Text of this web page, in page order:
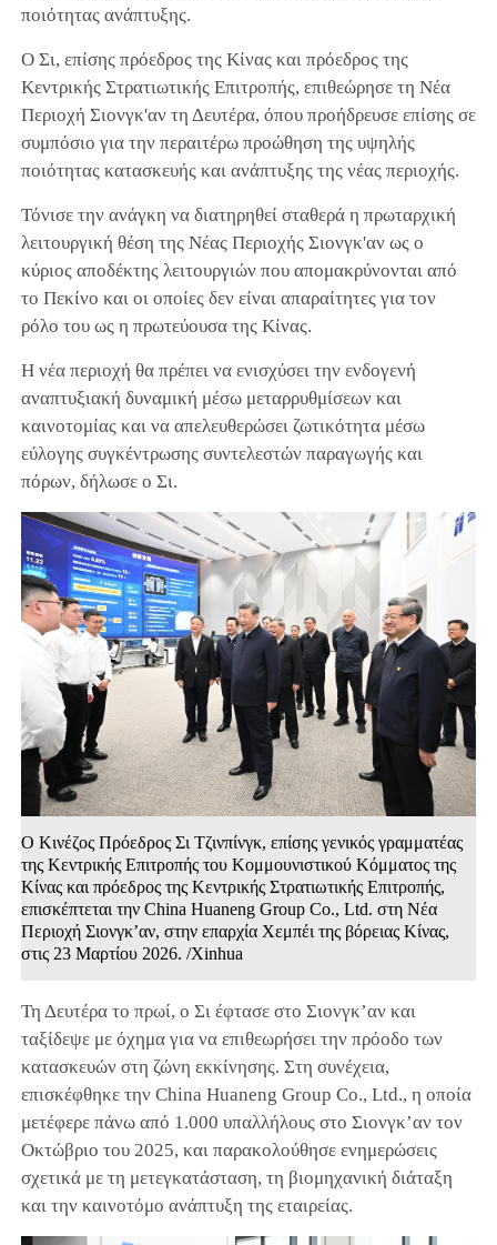
ποιότητας ανάπτυξης.
Ο Σι, επίσης πρόεδρος της Κίνας και πρόεδρος της
Κεντρικής Στρατιωτικής Επιτροπής, επιθεώρησε τη Νέα
Περιοχή Σιονγκ'αν τη Δευτέρα, όπου προήδρευσε επίσης σε
συμπόσιο για την περαιτέρω προώθηση της υψηλής
ποιότητας κατασκευής και ανάπτυξης της νέας περιοχής.
Τόνισε την ανάγκη να διατηρηθεί σταθερά η πρωταρχική
λειτουργική θέση της Νέας Περιοχής Σιονγκ'αν ως ο
κύριος αποδέκτης λειτουργιών που απομακρύνονται από
το Πεκίνο και οι οποίες δεν είναι απαραίτητες για τον
ρόλο του ως η πρωτεύουσα της Κίνας.
Η νέα περιοχή θα πρέπει να ενισχύσει την ενδογενή
αναπτυξιακή δυναμική μέσω μεταρρυθμίσεων και
καινοτομίας και να απελευθερώσει ζωτικότητα μέσω
εύλογης συγκέντρωσης συντελεστών παραγωγής και
πόρων, δήλωσε ο Σι.
Ο Κινέζος Πρόεδρος Σι Τζινπίνγκ, επίσης γενικός γραμματέας
της Κεντρικής Επιτροπής του Κομμουνιστικού Κόμματος της
Κίνας και πρόεδρος της Κεντρικής Στρατιωτικής Επιτροπής,
επισκέπτεται την China Huaneng Group Co., Ltd. στη Νέα
Περιοχή Σιονγκ’αν, στην επαρχία Χεμπέι της βόρειας Κίνας,
στις 23 Μαρτίου 2026. /Xinhua
Τη Δευτέρα το πρωί, ο Σι έφτασε στο Σιονγκ’αν και
ταξίδεψε με όχημα για να επιθεωρήσει την πρόοδο των
κατασκευών στη ζώνη εκκίνησης. Στη συνέχεια,
επισκέφθηκε την China Huaneng Group Co., Ltd., η οποία
μετέφερε πάνω από 1.000 υπαλλήλους στο Σιονγκ’αν τον
Οκτώβριο του 2025, και παρακολούθησε ενημερώσεις
σχετικά με τη μετεγκατάσταση, τη βιομηχανική διάταξη
και την καινοτόμο ανάπτυξη της εταιρείας.